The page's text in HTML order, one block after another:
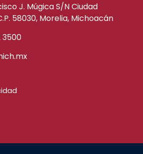
J. Múgica S/N Ciudad
58030, Morelia, Michoacán
3500